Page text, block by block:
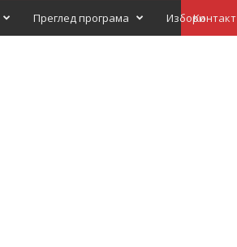
Контакт
Преглед програма Избори